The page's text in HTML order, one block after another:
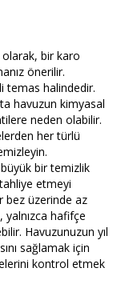
bir karo
önerilir.
temas halindedir.
havuzun kimyasal
neden olabilir.
her türlü
büyük bir temizlik
etmeyi
bez üzerinde az
yalnızca hafifçe
Havuzunuzun yıl
sağlamak için
kontrol etmek